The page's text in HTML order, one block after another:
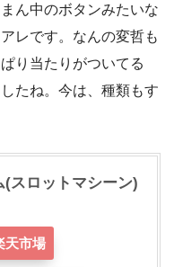
ん中のボタンみたいな
レです。なんの変哲も
り当たりがついてる
たね。今は、種類もす
(スロットマシーン)
天市場